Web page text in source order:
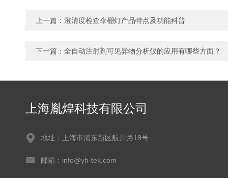
上一篇： 澄清度检查伞棚灯产品特点及功能科普
下一篇： 全自动注射剂可见异物分析仪的应用有哪些方面？
上海胤煌科技有限公司
地址：上海市浦东新区航川路18号
邮箱：info@yh-tek.com